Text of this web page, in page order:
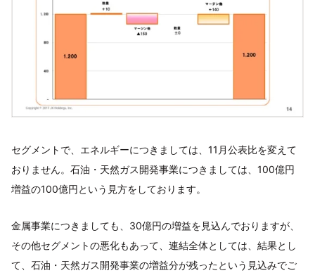
セグメントで、エネルギーにつきましては、11月公表比を変えて
おりません。石油・天然ガス開発事業につきましては、100億円
増益の100億円という見方をしております。
金属事業につきましても、30億円の増益を見込んでおりますが、
その他セグメントの悪化もあって、連結全体としては、結果とし
て、石油・天然ガス開発事業の増益分が残ったという見込みでご